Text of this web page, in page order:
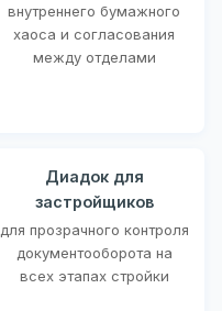
внутреннего бумажного
хаоса и согласования
между отделами
Диадок для
застройщиков
для прозрачного контроля
документооборота на
всех этапах стройки